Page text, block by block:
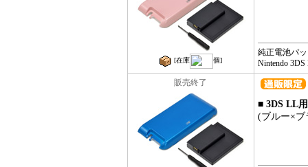
[在庫 個]
純正電池パ
Nintendo
販売終了
■ 3DS LL
(ブルー×ブ